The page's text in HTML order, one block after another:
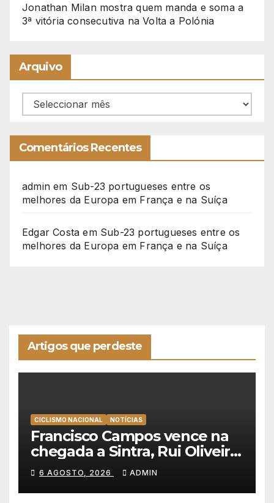
Jonathan Milan mostra quem manda e soma a
3ª vitória consecutiva na Volta a Polónia
Arquivo
Arquivo
Comentários Recentes
admin em Sub-23 portugueses entre os
melhores da Europa em França e na Suíça
Edgar Costa em Sub-23 portugueses entre os
melhores da Europa em França e na Suíça
Artigos que perdeste
CICLISMO NACIONAL NOTÍCIAS
Francisco Campos vence na
chegada a Sintra, Rui Oliveira
veste de amarelo na Volta a
Portugal
6 AGOSTO, 2026 ADMIN